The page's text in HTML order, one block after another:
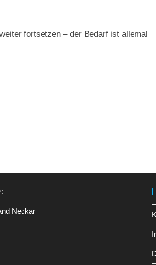
fortsetzen – der Bedarf ist allemal
Neckar